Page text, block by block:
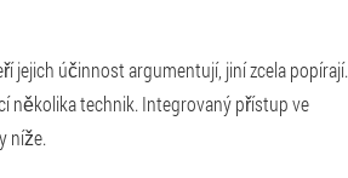
jejich účinnost argumentují, jiní zcela popírají.
několika technik. Integrovaný přístup ve
níže.